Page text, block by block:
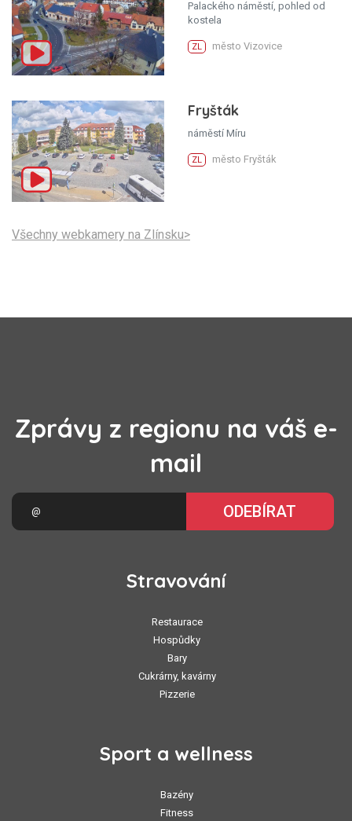
Palackého náměstí, pohled od
kostela
ZL město Vizovice
Fryšták
náměstí Míru
ZL město Fryšták
Všechny webkamery na Zlínsku>
Zprávy z regionu na váš e-
mail
ODEBÍRAT
Stravování
Restaurace
Hospůdky
Bary
Cukrárny, kavárny
Pizzerie
Sport a wellness
Bazény
Fitness